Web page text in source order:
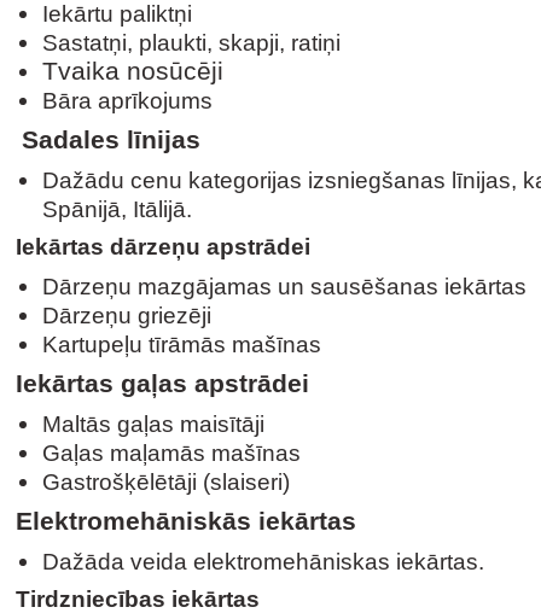
Iekārtu paliktņi
Sastatņi, plaukti, skapji, ratiņi
Tvaika nosūcēji
Bāra aprīkojums
Sadales līnijas
Dažādu cenu kategorijas izsniegšanas līnijas,
Spānijā, Itālijā.
Iekārtas dārzeņu apstrādei
Dārzeņu mazgājamas un sausēšanas iekārtas
Dārzeņu griezēji
Kartupeļu tīrāmās mašīnas
Iekārtas gaļas apstrādei
Maltās gaļas maisītāji
Gaļas maļamās mašīnas
Gastrošķēlētāji (slaiseri)
Elektromehāniskās iekārtas
Dažāda veida elektromehāniskas iekārtas.
Tirdzniecības iekārtas